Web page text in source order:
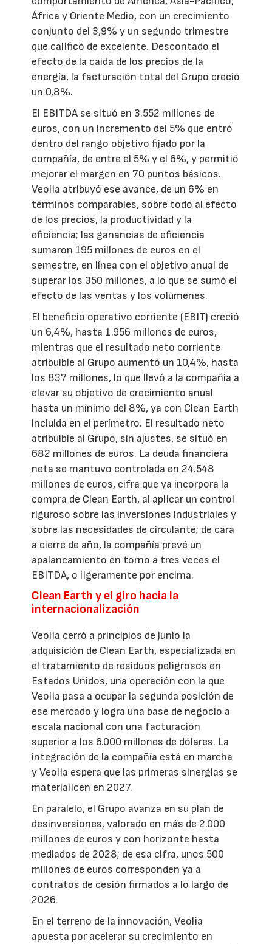
África y Oriente Medio, con un crecimiento
conjunto del 3,9% y un segundo trimestre
que calificó de excelente. Descontado el
efecto de la caída de los precios de la
energía, la facturación total del Grupo creció
un 0,8%.
El EBITDA se situó en 3.552 millones de
euros, con un incremento del 5% que entró
dentro del rango objetivo fijado por la
compañía, de entre el 5% y el 6%, y permitió
mejorar el margen en 70 puntos básicos.
Veolia atribuyó ese avance, de un 6% en
términos comparables, sobre todo al efecto
de los precios, la productividad y la
eficiencia; las ganancias de eficiencia
sumaron 195 millones de euros en el
semestre, en línea con el objetivo anual de
superar los 350 millones, a lo que se sumó el
efecto de las ventas y los volúmenes.
El beneficio operativo corriente (EBIT) creció
un 6,4%, hasta 1.956 millones de euros,
mientras que el resultado neto corriente
atribuible al Grupo aumentó un 10,4%, hasta
los 837 millones, lo que llevó a la compañía a
elevar su objetivo de crecimiento anual
hasta un mínimo del 8%, ya con Clean Earth
incluida en el perímetro. El resultado neto
atribuible al Grupo, sin ajustes, se situó en
682 millones de euros. La deuda financiera
neta se mantuvo controlada en 24.548
millones de euros, cifra que ya incorpora la
compra de Clean Earth, al aplicar un control
riguroso sobre las inversiones industriales y
sobre las necesidades de circulante; de cara
a cierre de año, la compañía prevé un
apalancamiento en torno a tres veces el
EBITDA, o ligeramente por encima.
Clean Earth y el giro hacia la
internacionalización
Veolia cerró a principios de junio la
adquisición de Clean Earth, especializada en
el tratamiento de residuos peligrosos en
Estados Unidos, una operación con la que
Veolia pasa a ocupar la segunda posición de
ese mercado y logra una base de negocio a
escala nacional con una facturación
superior a los 6.000 millones de dólares. La
integración de la compañía está en marcha
y Veolia espera que las primeras sinergias se
materialicen en 2027.
En paralelo, el Grupo avanza en su plan de
desinversiones, valorado en más de 2.000
millones de euros y con horizonte hasta
mediados de 2028; de esa cifra, unos 500
millones de euros corresponden ya a
contratos de cesión firmados a lo largo de
2026.
En el terreno de la innovación, Veolia
apuesta por acelerar su crecimiento en